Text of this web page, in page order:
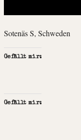
Sotenäs S, Schweden
Gefällt mir:
Gefällt mir: